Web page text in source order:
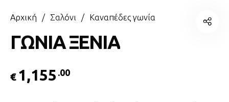
Αρχική / Σαλόνι / Καναπέδες γωνία
ΓΩΝΙΑ ΞΕΝΙΑ
€ 1,155 .00